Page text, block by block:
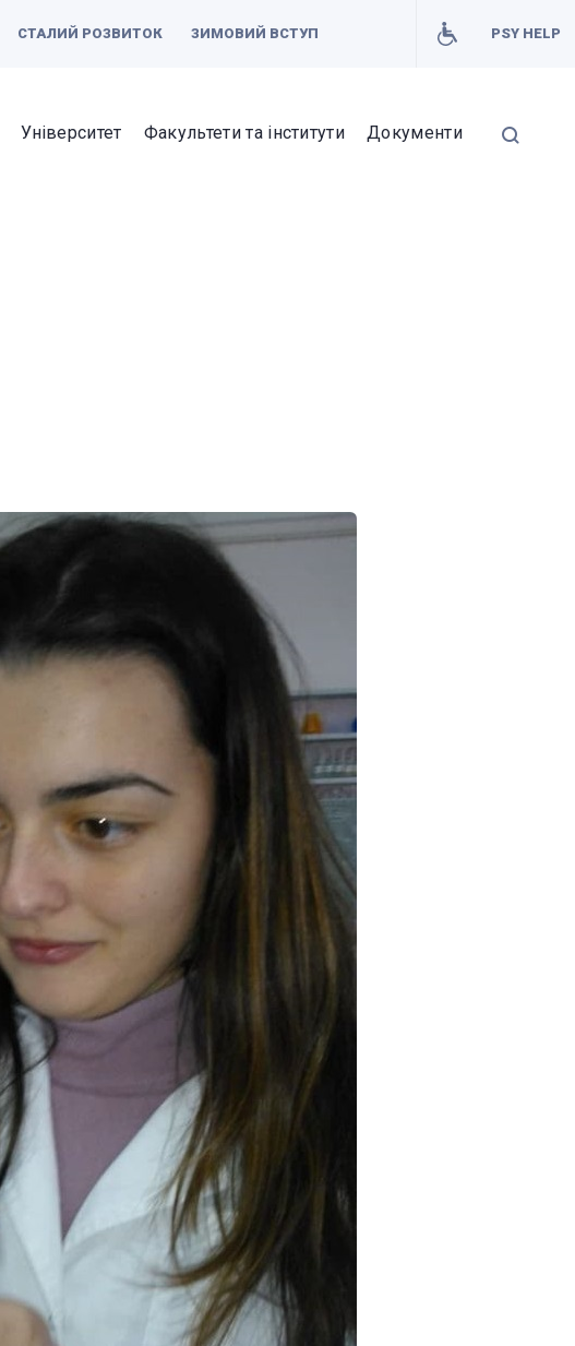
СТАЛИЙ РОЗВИТОК ЗИМОВИЙ ВСТУП PSY HELP
Університет Факультети та інститути Документи